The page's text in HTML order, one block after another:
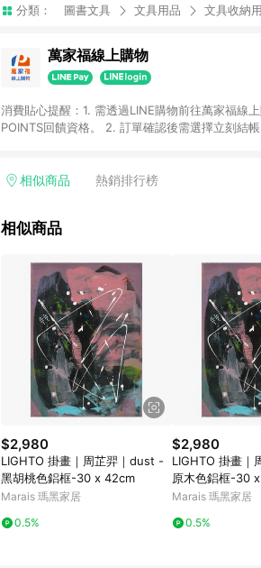
分類： 圖書文具 文具用品 文具收納
萬家福線上購物
消費貼心提醒：1. 需透過LINE購物前往萬家福線
POINTS回饋資格。 2. 訂單確認後需選擇立刻結
留時間內聯絡客服中心，並由康達盛通生活事業
相似商品 熱銷排行榜
相似商品
$2,980
LIGHTO 掛畫｜周芷羿｜dust -
黑胡桃色鋁框-30 x 42cm
Marais 瑪黑家居
0.5%
$2,980
LIGHTO 掛畫｜
原木色鋁框-30
Marais 瑪黑家居
0.5%